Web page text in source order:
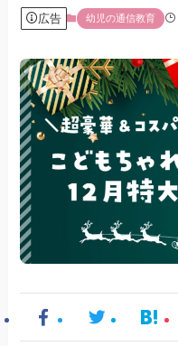
広告 幼児の通信教育